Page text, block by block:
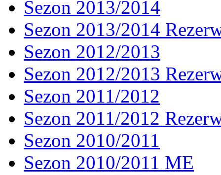
Sezon 2013/2014
Sezon 2013/2014
Sezon 2012/2013
Sezon 2012/2013
Sezon 2011/2012
Sezon 2011/2012
Sezon 2010/2011
Sezon 2010/2011 ME